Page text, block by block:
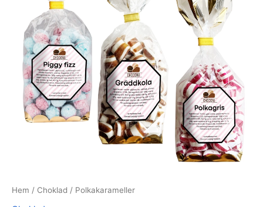
Hem / Choklad / Polkakarameller